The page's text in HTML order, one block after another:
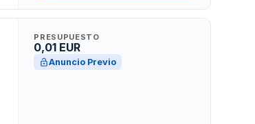
PRESUPUESTO
0,01 EUR
Anuncio Previo